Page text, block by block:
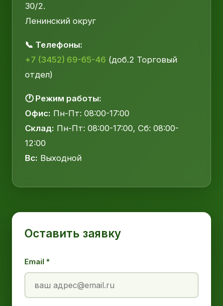
30/2.
Ленинский округ
📞 Телефоны:
+7 (3452) 69-65-46 (доб.2 Торговый
отдел)
🕐 Режим работы:
Офис: Пн-Пт: 08:00-17:00
Склад: Пн-Пт: 08:00-17:00, Сб: 08:00-
12:00
Вс: Выходной
Оставить заявку
Email *